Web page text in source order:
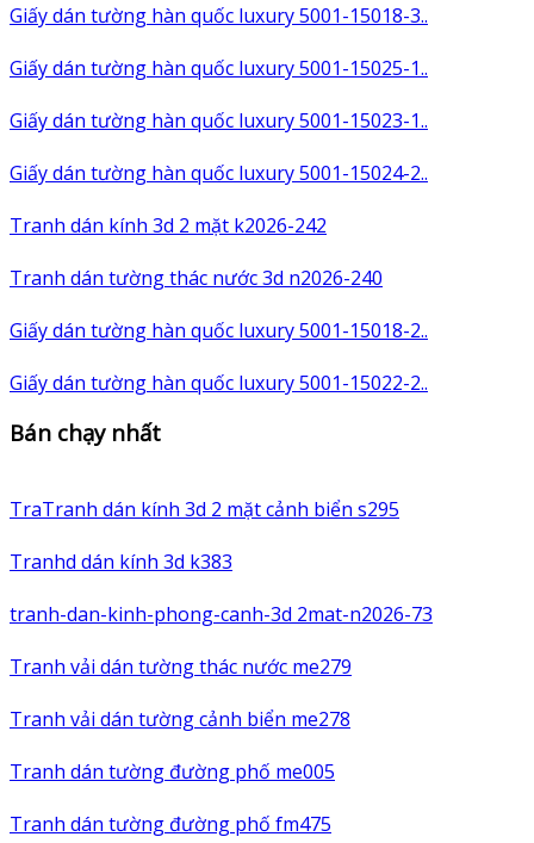
Giấy dán tường hàn quốc luxury 5001-15018-3..
Giấy dán tường hàn quốc luxury 5001-15025-1..
Giấy dán tường hàn quốc luxury 5001-15023-1..
Giấy dán tường hàn quốc luxury 5001-15024-2..
Tranh dán kính 3d 2 mặt k2026-242
Tranh dán tường thác nước 3d n2026-240
Giấy dán tường hàn quốc luxury 5001-15018-2..
Giấy dán tường hàn quốc luxury 5001-15022-2..
Bán chạy nhất
TraTranh dán kính 3d 2 mặt cảnh biển s295
Tranhd dán kính 3d k383
tranh-dan-kinh-phong-canh-3d 2mat-n2026-73
Tranh vải dán tường thác nước me279
Tranh vải dán tường cảnh biển me278
Tranh dán tường đường phố me005
Tranh dán tường đường phố fm475